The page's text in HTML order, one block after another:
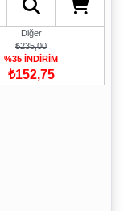
Diğer
₺235,00
%35 İNDİRİM
₺152,75